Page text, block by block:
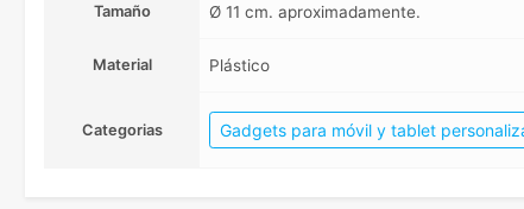
Tamaño Ø 11 cm. aproximadamente.
Material Plástico
Categorias Gadgets para móvil y tablet